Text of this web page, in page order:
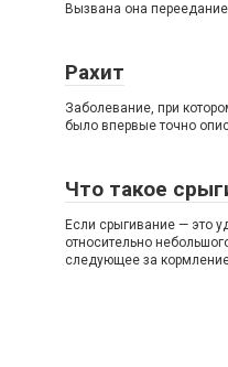
Вызвана она
Рахит
Заболевание, при
было впервые точно
Что такое
Если срыгивание — это
относительно
следующее за